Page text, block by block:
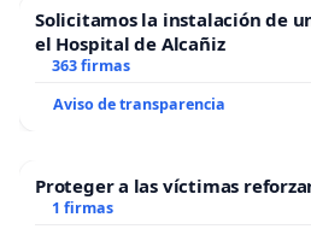
Solicitamos la instalación de
el Hospital de Alcañiz
363 firmas
Aviso de transparencia
Proteger a las víctimas
1 firmas